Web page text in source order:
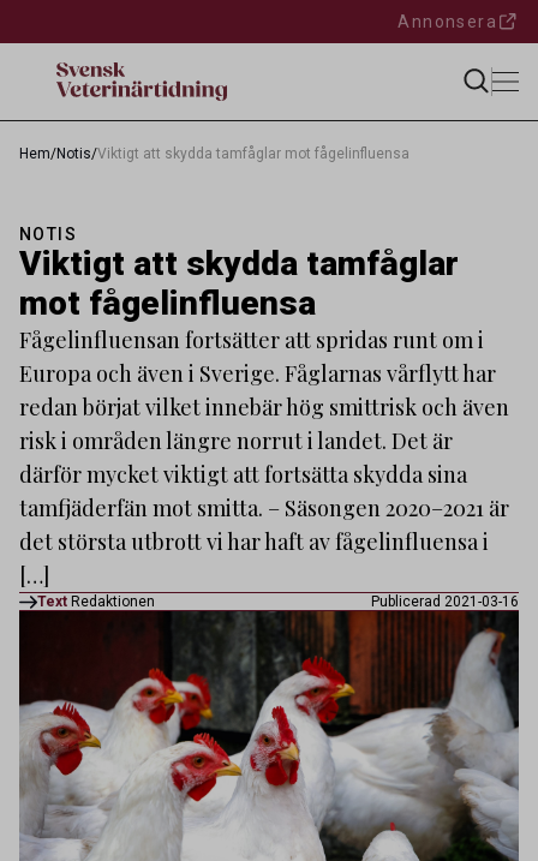
Annonsera
Hem/Notis/Viktigt att skydda tamfåglar mot fågelinfluensa
NOTIS
Viktigt att skydda tamfåglar
mot fågelinfluensa
Fågelinfluensan fortsätter att spridas runt om i
Europa och även i Sverige. Fåglarnas vårflytt har
redan börjat vilket innebär hög smittrisk och även
risk i områden längre norrut i landet. Det är
därför mycket viktigt att fortsätta skydda sina
tamfjäderfän mot smitta. – Säsongen 2020–2021 är
det största utbrott vi har haft av fågelinfluensa i
[…]
Text Redaktionen Publicerad 2021-03-16